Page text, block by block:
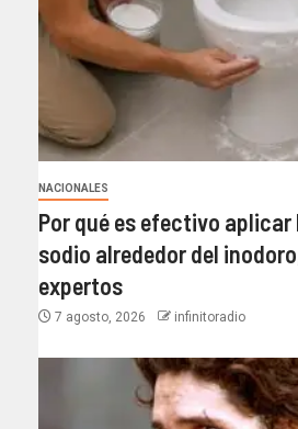
NACIONALES
Por qué es efectivo
sodio alrededor del
expertos
7 agosto, 2026 infinitoradio